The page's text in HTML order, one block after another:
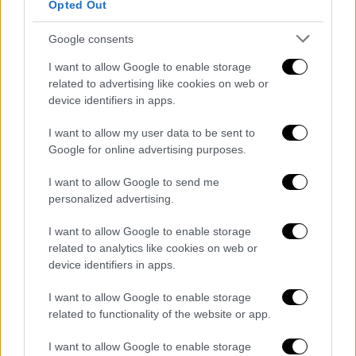
Opted Out
Google consents
I want to allow Google to enable storage
related to advertising like cookies on web or
device identifiers in apps.
I want to allow my user data to be sent to
Google for online advertising purposes.
I want to allow Google to send me
personalized advertising.
I want to allow Google to enable storage
related to analytics like cookies on web or
device identifiers in apps.
I want to allow Google to enable storage
related to functionality of the website or app.
I want to allow Google to enable storage
επλήγησαν από τις ισχυρές βροχοπτώσεις,
πλημμύρες και κατολισθήσεις:
την 4η Σεπτεμβρίου 2023, στις περιοχές
της Περιφερειακής Ενότητας Λάρισας
της Περιφέρειας Θεσσαλίας, καθώς και
στους Δήμους Φαρσάλων, Τεμπών,
Κιλελέρ και Αγιάς που είναι ήδη
κηρυγμένοι σε κατάσταση έκτακτης
ανάγκης πολιτικής προστασίας εξ αιτίας
την 6η Σεπτεμβρίου 2023, στις περιοχές
της Περιφερειακής Ενότητας Λάρισας
της Περιφέρειας Θεσσαλίας,
την 4η Σεπτεμβρίου 2023, στις περιοχές
της Περιφερειακής Ενότητας
Μαγνησίας και Σποράδων της